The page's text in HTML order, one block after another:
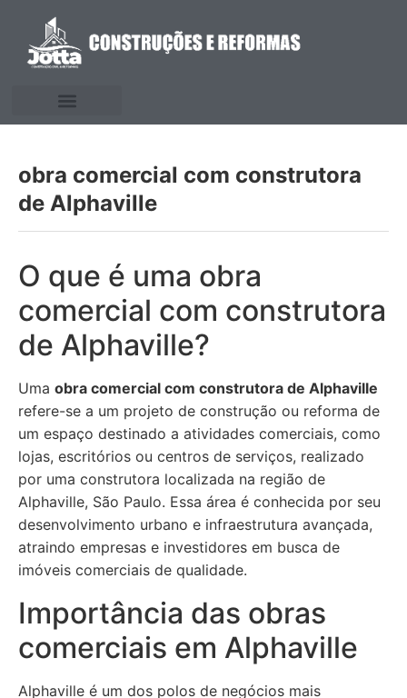
obra comercial com construtora
de Alphaville
O que é uma obra
comercial com construtora
de Alphaville?
Uma obra comercial com construtora de Alphaville
refere-se a um projeto de construção ou reforma de
um espaço destinado a atividades comerciais, como
lojas, escritórios ou centros de serviços, realizado
por uma construtora localizada na região de
Alphaville, São Paulo. Essa área é conhecida por seu
desenvolvimento urbano e infraestrutura avançada,
atraindo empresas e investidores em busca de
imóveis comerciais de qualidade.
Importância das obras
comerciais em Alphaville
Alphaville é um dos polos de negócios mais